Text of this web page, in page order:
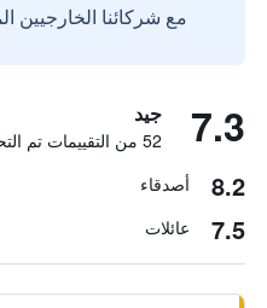
مع شركائنا الخارجيين
7.3 جيد
52 من التقييمات تم التحقق منها
8.2 أصدقاء
7.5 عائلات